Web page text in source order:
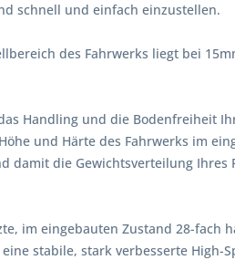
schnell und einfach einzustellen.
des Fahrwerks liegt bei
Handling und die Bodenfreiheit
und Härte des Fahrwerks im
damit die Gewichtsverteilung
im eingebauten Zustand 28-
stabile, stark verbesserte